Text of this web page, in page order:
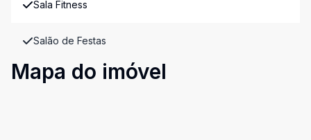
Sala Fitness
Salão de Festas
Mapa do imóvel